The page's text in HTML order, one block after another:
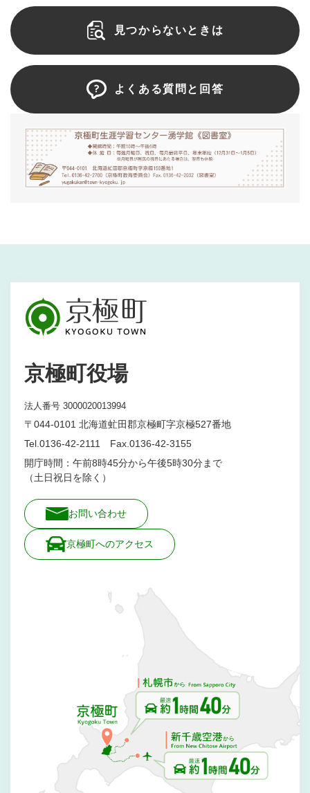
見つからないときは
よくある質問と回答
京極町役場
法人番号 3000020013994
〒044-0101 北海道虻田郡京極町字京極527番地
Tel.0136-42-2111 Fax.0136-42-3155
開庁時間：午前8時45分から午後5時30分まで
（土日祝日を除く）
お問い合わせ
京極町へのアクセス